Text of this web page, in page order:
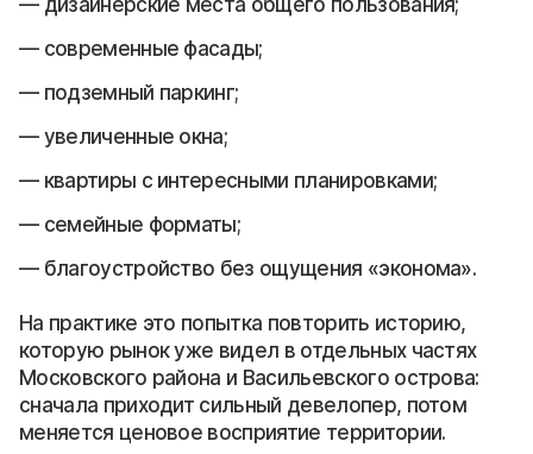
современные фасады;
подземный паркинг;
увеличенные окна;
квартиры с интересными планировками;
семейные форматы;
благоустройство без ощущения «эконома».
На практике это попытка повторить историю,
которую рынок уже видел в отдельных частях
Московского района и Васильевского острова:
сначала приходит сильный девелопер, потом
меняется ценовое восприятие территории.